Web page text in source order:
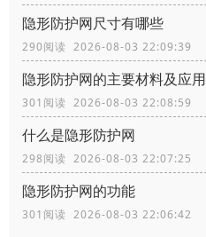
隐形防护网尺寸有哪些
290阅读 2026-08-03 22:09:39
隐形防护网的主要材料及应用
301阅读 2026-08-03 22:08:59
什么是隐形防护网
298阅读 2026-08-03 22:07:25
隐形防护网的功能
301阅读 2026-08-03 22:06:42